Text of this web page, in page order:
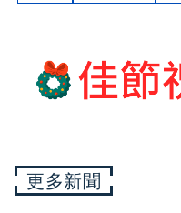
更多新聞